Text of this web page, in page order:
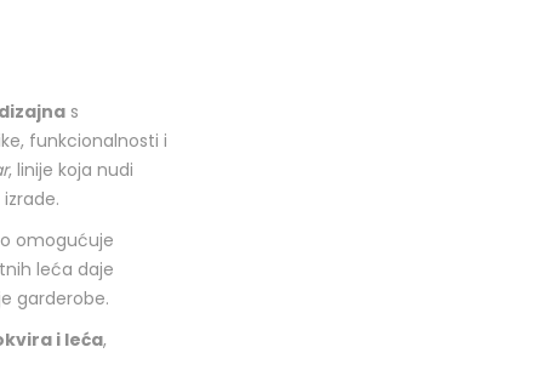
s
funkcionalnosti i
, linije koja nudi
omogućuje
leća daje
garderobe.
i leća,